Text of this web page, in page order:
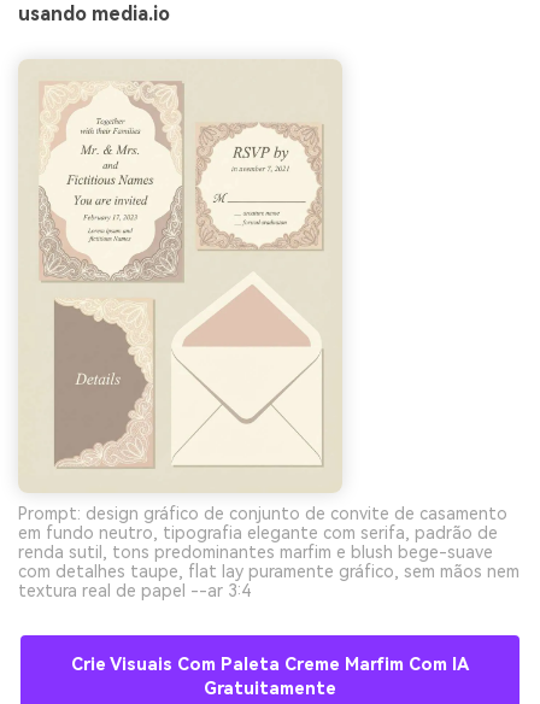
usando media.io
Prompt: design gráfico de conjunto de convite de casamento
em fundo neutro, tipografia elegante com serifa, padrão de
renda sutil, tons predominantes marfim e blush bege-suave
com detalhes taupe, flat lay puramente gráfico, sem mãos nem
textura real de papel --ar 3:4
Crie Visuais Com Paleta Creme Marfim Com IA
Gratuitamente